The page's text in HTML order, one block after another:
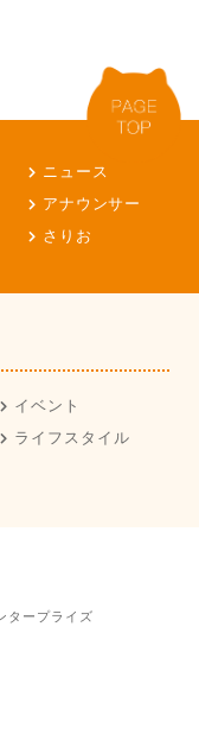
ニュース
アナウンサー
さりお
イベント
ライフスタイル
タープライズ